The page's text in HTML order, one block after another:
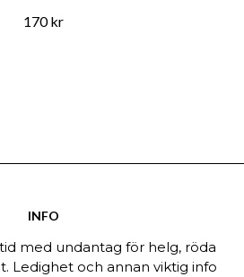
170 kr
INFO
med undantag för helg, röda
Ledighet och annan viktig info